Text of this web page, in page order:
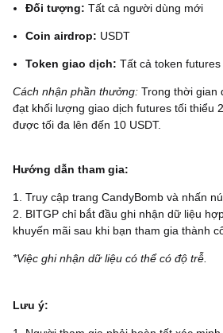
Đối tượng: Tất cả người dùng mới
Coin airdrop: USDT
Token giao dịch: Tất cả token futures
Cách nhận phần thưởng: Trong thời gian
đạt khối lượng giao dịch futures tối thiểu
được tối đa lên đến 10 USDT.
Hướng dẫn tham gia:
1. Truy cập trang CandyBomb và nhấn
2. BITGP chỉ bắt đầu ghi nhận dữ liệu
khuyến mãi sau khi bạn tham gia thành
*Việc ghi nhận dữ liệu có thể có độ trễ.
‌Lưu ý: